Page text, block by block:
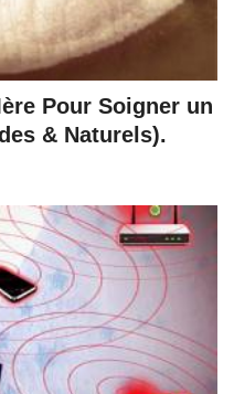
Pour Soigner un
& Naturels).